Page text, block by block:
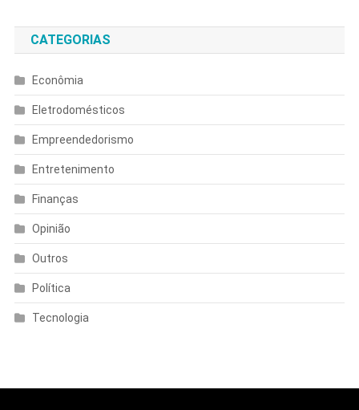
CATEGORIAS
Econômia
Eletrodomésticos
Empreendedorismo
Entretenimento
Finanças
Opinião
Outros
Política
Tecnologia